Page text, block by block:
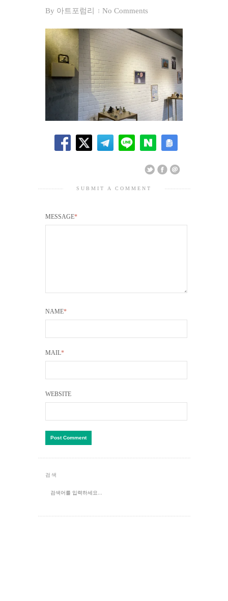
By 아트포럼리 No Comments
SUBMIT A COMMENT
MESSAGE*
NAME*
MAIL*
WEBSITE
검색